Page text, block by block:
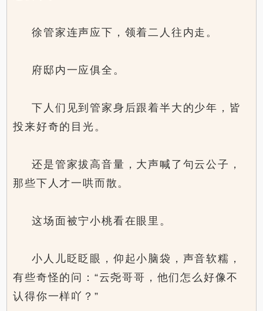
徐管家连声应下，领着二人往内走。
府邸内一应俱全。
下人们见到管家身后跟着半大的少年，皆
投来好奇的目光。
还是管家拔高音量，大声喊了句云公子，
那些下人才一哄而散。
这场面被宁小桃看在眼里。
小人儿眨眨眼，仰起小脑袋，声音软糯，
有些奇怪的问：“云尧哥哥，他们怎么好像不
认得你一样吖？”